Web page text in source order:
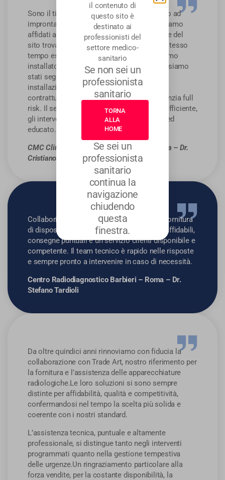
Sono il titolare di un poliambulatorio privato ad
impronta prevalentemente radiologica, ci siamo
affidati alla Trade Art sin dalla progettazione del
sito trovando un ambiente familiare e allo stesso
tempo estremamente professionale. Abbiamo
installato macchinari di prestigiosi brand e siamo
stati seguiti passo dopo passo anche nella
installazione. Attualmente abbiamo
contrattualizzato la manutenzione e la garanzia full
risk. Il servizio di post vendita è pronto ed efficiente,
gli interventi puntuali e il personale gentile ed
educato. Consiglio vivamente!
CMC Clinical Medical Consulting Srl – Roma – Dr.
Cristiano Turchetti
Collaboriamo con Trade Art da anni per la fornitura
di dispositivi diagnostici. Prodotti sempre affidabili,
consegne puntuali e un servizio clienti disponibile e
competente. Il team tecnico è rapido nelle risposte
e sempre pronto a intervenire in caso di necessità.
Centro Radiodiagnostico Barbieri – Roma – Dr.
Stefano Tardioli
Da oltre quindici anni rinnoviamo con fiducia la
collaborazione con Trade Art, nostro riferimento per
la fornitura e l’assistenza delle apparecchiature
radiologiche.Le loro soluzioni si sono sempre
distinte per affidabilità, qualità e competitività,
confermandosi nel tempo la scelta più solida e
coerente con i nostri standard.
L’assistenza tecnica, puntuale e altamente
professionale, si distingue tanto negli interventi
programmati quanto nella gestione tempestiva
delle urgenze.Un ringraziamento particolare alla
forza vendite, per la costante disponibilità, la
il contenuto di
questo sito è
destinato ai
professionisti del
settore medico-
sanitario
Se non sei un
professionista
sanitario
TORNA
ALLA
HOME
Se sei un
professionista
sanitario
continua la
navigazione
chiudendo
questa
finestra.